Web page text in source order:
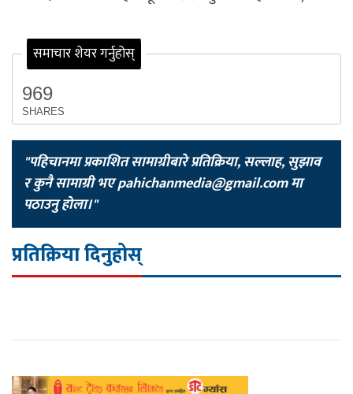
समाचार शेयर गर्नुहोस्
969
SHARES
"पहिचानमा प्रकाशित सामाग्रीबारे प्रतिक्रिया, सल्लाह, सुझाव
र कुनै सामाग्री भएpahichanmedia@gmail.comमा
पठाउनु होला।"
प्रतिक्रिया दिनुहोस्